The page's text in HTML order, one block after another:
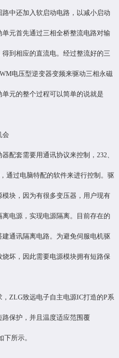
中还加入软启动电路，以减小启动
元首先通过三相全桥整流电路对输
到相应的直流电。经过整流好的三
电压型逆变器变频来驱动三相永磁
元的整个过程可以简单的说就是
会
配套需要用通讯协议来控制，232、
通过电脑特配的软件来进行控制。驱
块，因为有很多变压器，用户现有
电源，实现电源隔离。目前存在的
通讯隔离电路。为避免伺服电机驱
坏，因此需要电源模块拥有短路保
ZLG致远电子自主电源IC打造的P系
保护，并且温度适应范围覆
所示。